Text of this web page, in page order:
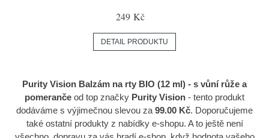
249 Kč
DETAIL PRODUKTU
Purity Vision Balzám na rty BIO (12 ml) - s vůní růže a
pomeranče od top značky Purity Vision - tento produkt
dodáváme s výjimečnou slevou za 99.00 Kč. Doporučujeme
také ostatní produkty z nabídky e-shopu. A to ještě není